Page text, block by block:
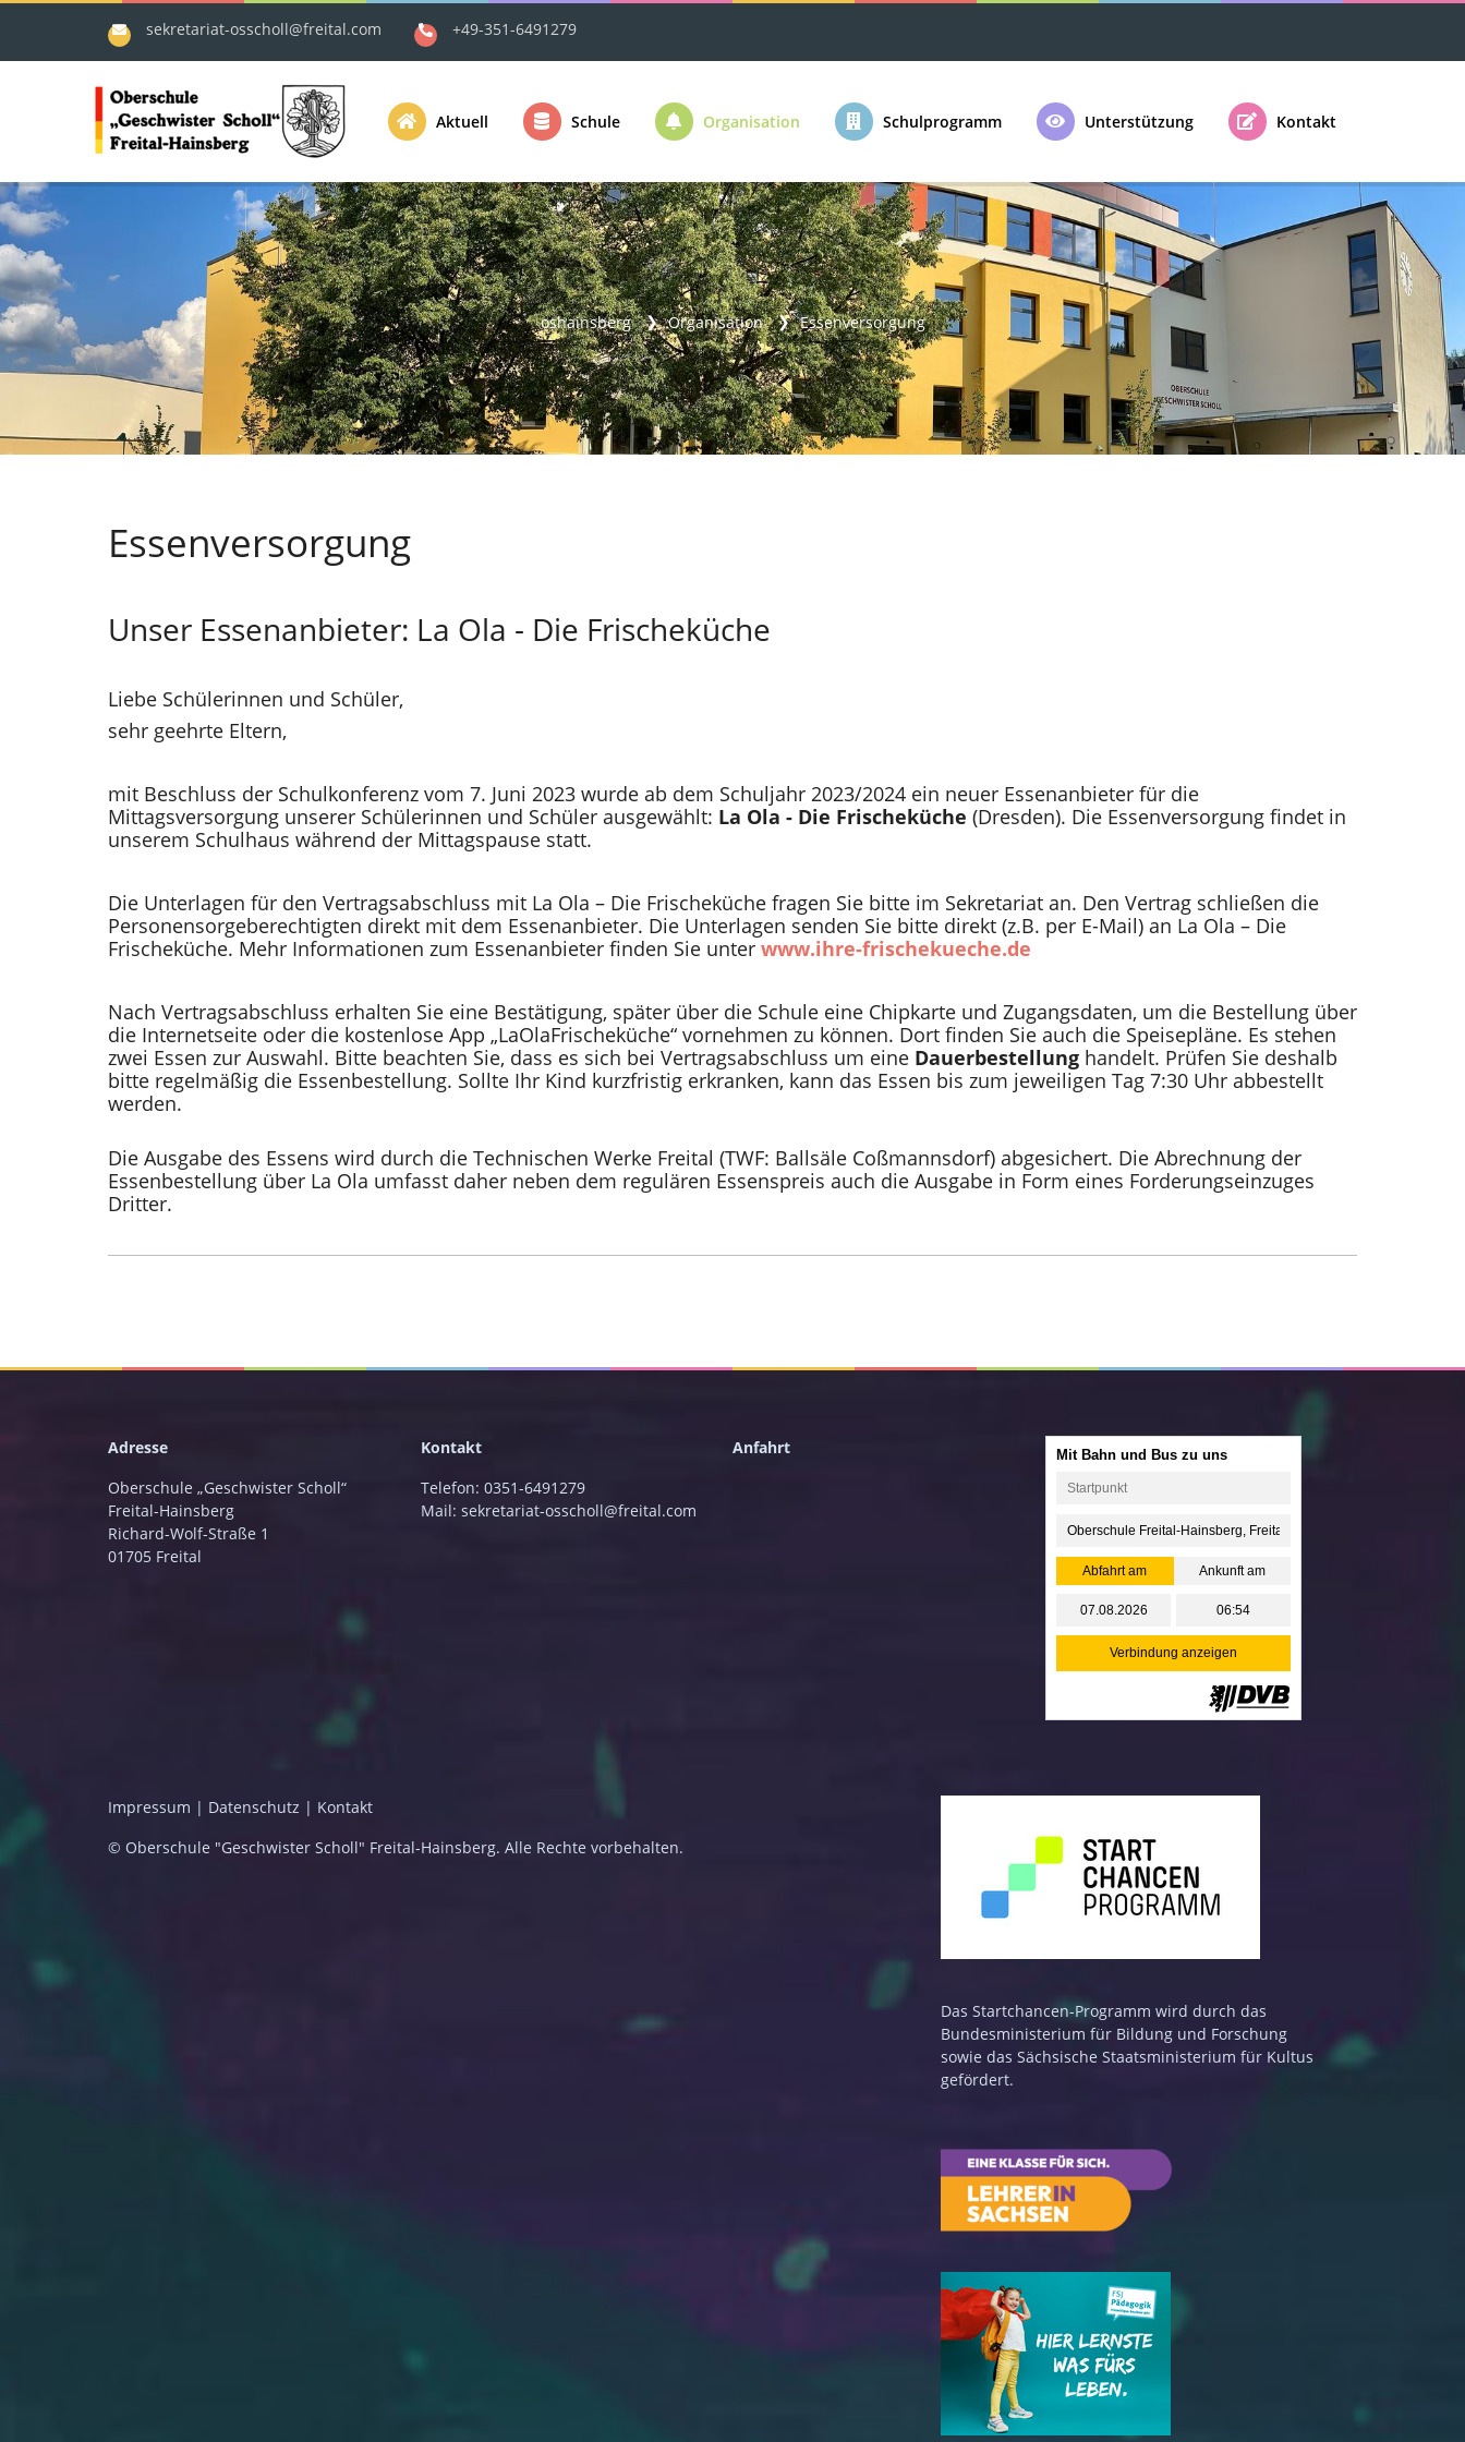
sekretariat-osscholl@freital.com +49-351-6491279
Aktuell Schule Organisation Schulprogramm Unterstützung Kontakt
oshainsberg Organisation Essenversorgung
Essenversorgung
Unser Essenanbieter: La Ola - Die Frischeküche
Liebe Schülerinnen und Schüler,
sehr geehrte Eltern,
mit Beschluss der Schulkonferenz vom 7. Juni 2023 wurde ab dem Schuljahr 2023/2024 ein neuer Essenanbieter für die
Mittagsversorgung unserer Schülerinnen und Schüler ausgewählt: La Ola - Die Frischeküche (Dresden). Die Essenversorgung findet in
unserem Schulhaus während der Mittagspause statt.
Die Unterlagen für den Vertragsabschluss mit La Ola – Die Frischeküche fragen Sie bitte im Sekretariat an. Den Vertrag schließen die
Personensorgeberechtigten direkt mit dem Essenanbieter. Die Unterlagen senden Sie bitte direkt (z.B. per E-Mail) an La Ola – Die
Frischeküche. Mehr Informationen zum Essenanbieter finden Sie unter www.ihre-frischekueche.de
Nach Vertragsabschluss erhalten Sie eine Bestätigung, später über die Schule eine Chipkarte und Zugangsdaten, um die Bestellung über
die Internetseite oder die kostenlose App „LaOlaFrischeküche“ vornehmen zu können. Dort finden Sie auch die Speisepläne. Es stehen
zwei Essen zur Auswahl. Bitte beachten Sie, dass es sich bei Vertragsabschluss um eine Dauerbestellung handelt. Prüfen Sie deshalb
bitte regelmäßig die Essenbestellung. Sollte Ihr Kind kurzfristig erkranken, kann das Essen bis zum jeweiligen Tag 7:30 Uhr abbestellt
werden.
Die Ausgabe des Essens wird durch die Technischen Werke Freital (TWF: Ballsäle Coßmannsdorf) abgesichert. Die Abrechnung der
Essenbestellung über La Ola umfasst daher neben dem regulären Essenspreis auch die Ausgabe in Form eines Forderungseinzuges
Dritter.
­Adresse
Oberschule „Geschwister Scholl“­­
Freital-Hainsberg
Richard-Wolf-Straße 1
01705 Freital
Kontakt
Telefon: 0351-6491279
Mail: sekretariat-osscholl@freital.com
Anfahrt
Impressum | Datenschutz | Kontakt
© Oberschule "Geschwister Scholl" Freital-Hainsberg. Alle Rechte vorbehalten.
Das Startchancen-Programm wird durch das
Bundesministerium für Bildung und Forschung
sowie das Sächsische Staatsministerium für Kultus
gefördert.